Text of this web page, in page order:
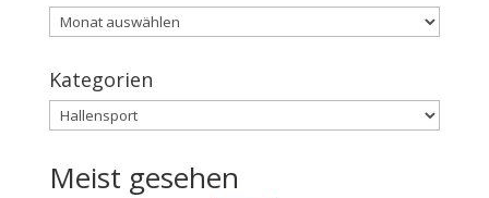
Archiv
Kategorien
Kategorien
Meist gesehen